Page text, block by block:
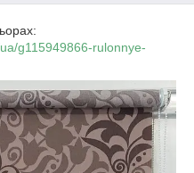
g115949866-rulonnye-